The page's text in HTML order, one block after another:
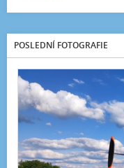
POSLEDNÍ FOTOGRAFIE